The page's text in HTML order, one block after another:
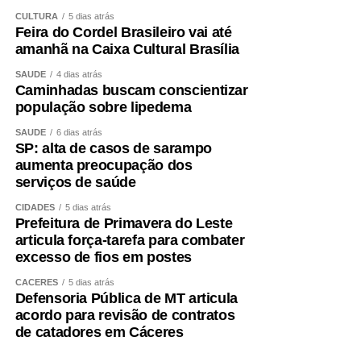
CULTURA 5 dias atrás
Feira do Cordel Brasileiro vai até
amanhã na Caixa Cultural Brasília
SAÚDE 4 dias atrás
Caminhadas buscam conscientizar
população sobre lipedema
SAÚDE 6 dias atrás
SP: alta de casos de sarampo
aumenta preocupação dos
serviços de saúde
CIDADES 5 dias atrás
Prefeitura de Primavera do Leste
articula força-tarefa para combater
excesso de fios em postes
CÁCERES 5 dias atrás
Defensoria Pública de MT articula
acordo para revisão de contratos
de catadores em Cáceres